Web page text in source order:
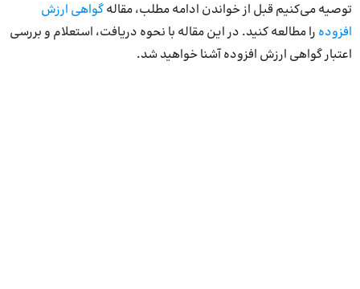
توصیه می‌کنیم قبل از خواندن ادامه مطلب، مقالهگواهی ارزش
افزوده را مطالعه کنید. در این مقاله با نحوه دریافت، استعلام و بررسی
اعتبار گواهی ارزش افزوده آشنا خواهید شد.